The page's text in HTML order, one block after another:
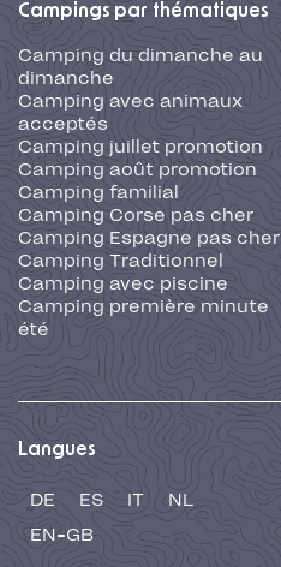
Campings par thématiques
Camping du dimanche au
dimanche
Camping avec animaux
acceptés
Camping juillet promotion
Camping août promotion
Camping familial
Camping Corse pas cher
Camping Espagne pas cher
Camping Traditionnel
Camping avec piscine
Camping première minute
été
Langues
DE ES IT
NL
EN-GB